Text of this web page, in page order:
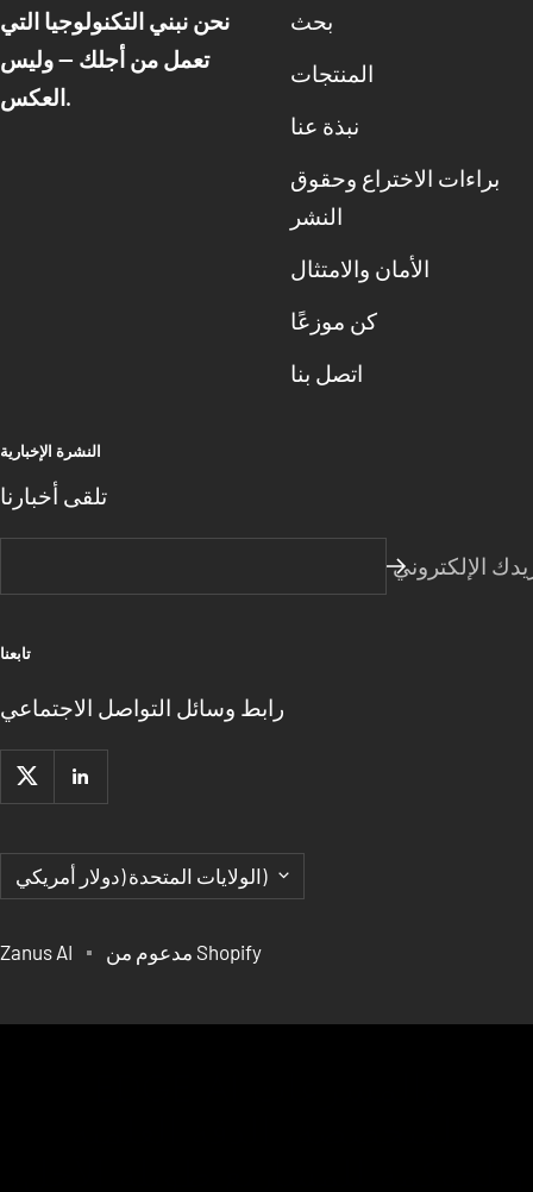
نحن نبني التكنولوجيا التي
تعمل من أجلك — وليس
العكس.
بحث
المنتجات
نبذة عنا
براءات الاختراع وحقوق
النشر
الأمان والامتثال
كن موزعًا
اتصل بنا
النشرة الإخبارية
تلقى أخبارنا
الإلكتروني
تابعنا
رابط وسائل التواصل الاجتماعي
البلد/
المنطقة
الولايات المتحدة (دولار أمريكي)
Zanus AI مدعوم من Shopify